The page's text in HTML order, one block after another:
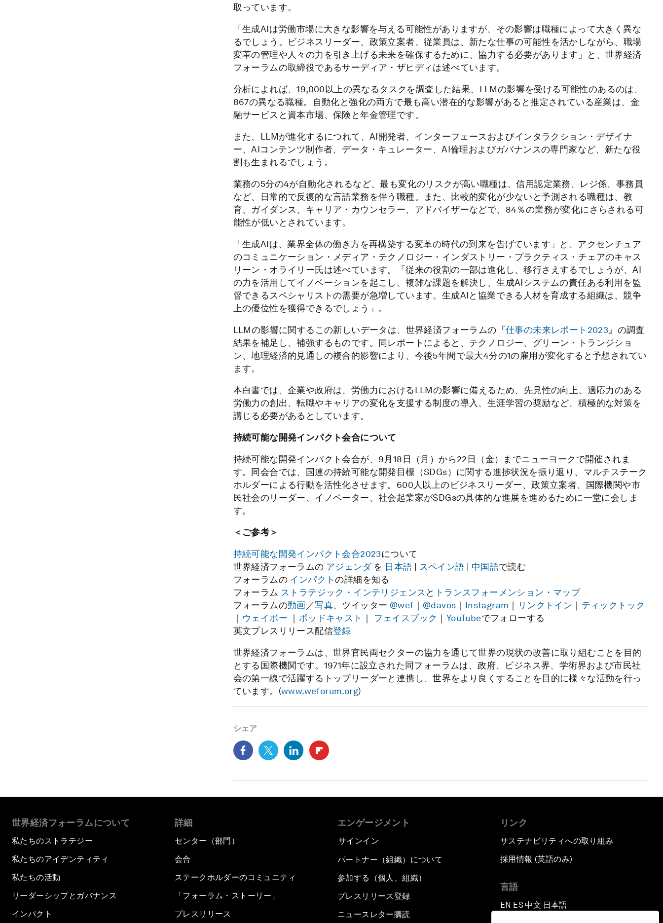
取っています。
「生成AIは労働市場に大きな影響を与える可能性がありますが、その影響は職種によって大きく異な
るでしょう。ビジネスリーダー、政策立案者、従業員は、新たな仕事の可能性を活かしながら、職場
変革の管理や人々の力を引き上げる未来を確保するために、協力する必要があります」と、世界経済
フォーラムの取締役であるサーディア・ザヒディは述べています。
分析によれば、19,000以上の異なるタスクを調査した結果、LLMの影響を受ける可能性のあるのは、
867の異なる職種。自動化と強化の両方で最も高い潜在的な影響があると推定されている産業は、金
融サービスと資本市場、保険と年金管理です。
また、LLMが進化するにつれて、AI開発者、インターフェースおよびインタラクション・デザイナ
ー、AIコンテンツ制作者、データ・キュレーター、AI倫理およびガバナンスの専門家など、新たな役
割も生まれるでしょう。
業務の5分の4が自動化されるなど、最も変化のリスクが高い職種は、信用認定業務、レジ係、事務員
など、日常的で反復的な言語業務を伴う職種。また、比較的変化が少ないと予測される職種は、教
育、ガイダンス、キャリア・カウンセラー、アドバイザーなどで、84％の業務が変化にさらされる可
能性が低いとされています。
「生成AIは、業界全体の働き方を再構築する変革の時代の到来を告げています」と、アクセンチュア
のコミュニケーション・メディア・テクノロジー・インダストリー・プラクティス・チェアのキャス
リーン・オライリー氏は述べています。「従来の役割の一部は進化し、移行さえするでしょうが、AI
の力を活用してイノベーションを起こし、複雑な課題を解決し、生成AIシステムの責任ある利用を監
督できるスペシャリストの需要が急増しています。生成AIと協業できる人材を育成する組織は、競争
上の優位性を獲得できるでしょう」。
LLMの影響に関するこの新しいデータは、世界経済フォーラムの『仕事の未来レポート2023 』の調査
結果を補足し、補強するものです。同レポートによると、テクノロジー、グリーン・トランジショ
ン、地理経済的見通しの複合的影響により、今後5年間で最大4分の1の雇用が変化すると予想されてい
ます。
本白書では、企業や政府は、労働力におけるLLMの影響に備えるため、先見性の向上、適応力のある
労働力の創出、転職やキャリアの変化を支援する制度の導入、生涯学習の奨励など、積極的な対策を
講じる必要があるとしています。
持続可能な開発インパクト会合について
持続可能な開発インパクト会合が、9月18日（月）から22日（金）までニューヨークで開催されま
す。同会合では、国連の持続可能な開発目標（SDGs）に関する進捗状況を振り返り、マルチステーク
ホルダーによる行動を活性化させます。600人以上のビジネスリーダー、政策立案者、国際機関や市
民社会のリーダー、イノベーター、社会起業家がSDGsの具体的な進展を進めるために一堂に会しま
す。
＜ご参考＞
持続可能な開発インパクト会合2023について
世界経済フォーラムの アジェンダを 日本語 スペイン語 中国語で読む
フォーラムの インパクトの詳細を知る
フォーラム ストラテジック・インテリジェンス と トランスフォーメンション・マップ
フォーラムの動画 ／写真、ツイッター @wef ｜ @davos ｜ Instagram ｜ リンクトイン ｜ ティックトック
｜ ウェイボー ｜ ポッドキャスト ｜ フェイスブック ｜ YouTubeでフォローする
英文プレスリリース配信登録
世界経済フォーラムは、世界官民両セクターの協力を通じて世界の現状の改善に取り組むことを目的
とする国際機関です。1971年に設立された同フォーラムは、政府、ビジネス界、学術界および市民社
会の第一線で活躍するトップリーダーと連携し、世界をより良くすることを目的に様々な活動を行っ
ています。(www.weforum.org)
シェア
世界経済フォーラムについて
私たちのストラテジー
私たちのアイデンティティ
私たちの活動
リーダーシップとガバナンス
インパクト
詳細
センター（部門）
会合
ステークホルダーのコミュニティ
「フォーラム・ストーリー」
プレスリリース
エンゲージメント
サインイン
パートナー（組織）について
参加する（個人、組織）
プレスリリース登録
ニュースレター購読
リンク
サステナビリティへの取り組み
採用情報 (英語のみ)
言語
EN ▪ES▪中文▪ 日本語